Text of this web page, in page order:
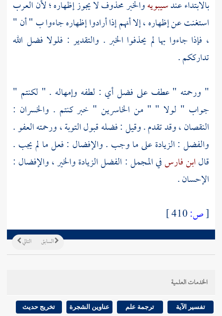
بالابتداء عندسيبويهوالخبر محذوف لا يجوز إظهاره ؛ لأن العرب
استغنت عن إظهاره ، إلا أنهم إذا أرادوا إظهاره جاءوا ب " أن "
، فإذا جاءوا بها لم يحذفوا الخبر . والتقدير : فلولا فضل الله
تدارككم .
" ورحمته " عطف على فضل أي : لطفه وإمهاله . " لكنتم "
جواب " لولا " " من الخاسرين " خبر كنتم . والخسران :
النقصان ، وقد تقدم . وقيل : فضله قبول التوبة ، ورحمته العفو .
والفضل : الزيادة على ما وجب . والإفضال : فعل ما لم يجب .
قالابن فارسفي المجمل : الفضل الزيادة والخير ، والإفضال :
الإحسان .
[ص:
التالي السابق
الخدمات العلمية
تفسير الآية ترجمة علم عناوين الشجرة تخريج حديث